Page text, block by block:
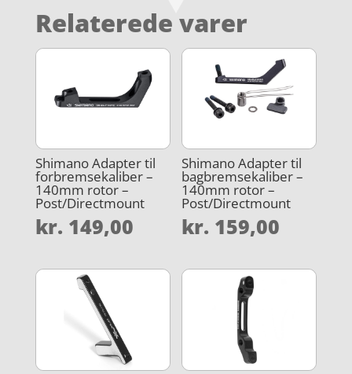
Relaterede varer
Shimano Adapter til
forbremsekaliber –
140mm rotor –
Post/Directmount
kr. 149,00
Shimano Adapter til
bagbremsekaliber –
140mm rotor –
Post/Directmount
kr. 159,00